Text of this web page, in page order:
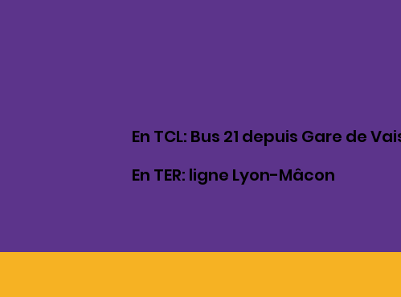
En TCL: Bus 21 depuis Gare de
En TER: ligne Lyon-Mâcon